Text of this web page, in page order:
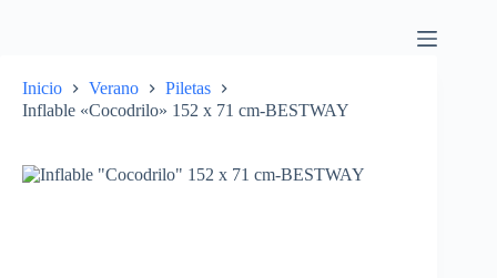
Inicio Verano
Piletas
Inflable «Cocodrilo» 152 x 71 cm-BESTWAY